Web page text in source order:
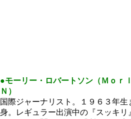
●モーリー・ロバートソン（Ｍｏ
Ｎ）
国際ジャーナリスト。１９６３年
身。レギュラー出演中の『スッキ